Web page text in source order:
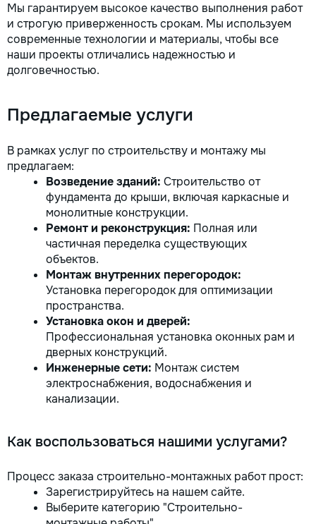
Мы гарантируем высокое качество выполнения работ
и строгую приверженность срокам. Мы используем
современные технологии и материалы, чтобы все
наши проекты отличались надежностью и
долговечностью.
Предлагаемые услуги
В рамках услуг по строительству и монтажу мы
предлагаем:
Возведение зданий: Строительство от
фундамента до крыши, включая каркасные и
монолитные конструкции.
Ремонт и реконструкция: Полная или
частичная переделка существующих
объектов.
Монтаж внутренних перегородок:
Установка перегородок для оптимизации
пространства.
Установка окон и дверей:
Профессиональная установка оконных рам и
дверных конструкций.
Инженерные сети: Монтаж систем
электроснабжения, водоснабжения и
канализации.
Как воспользоваться нашими услугами?
Процесс заказа строительно-монтажных работ прост:
Зарегистрируйтесь на нашем сайте.
Выберите категорию "Строительно-